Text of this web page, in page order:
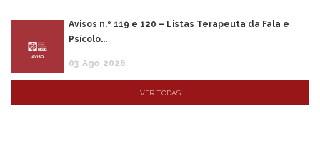
Avisos n.º 119 e 120 – Listas Terapeuta da Fala e
Psícolo...
03 Ago 2026
VER TODAS